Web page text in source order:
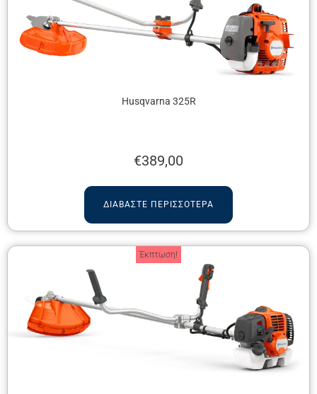
Husqvarna 325R
€389,00
ΔΙΑΒΆΣΤΕ ΠΕΡΙΣΣΌΤΕΡΑ
Έκπτωση!